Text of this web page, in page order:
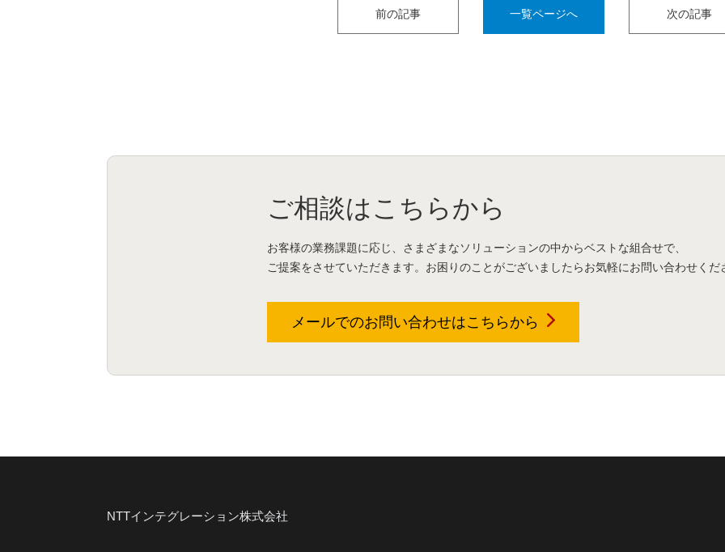
前の記事 一覧ページへ 次の記事
ご相談はこちらから
お客様の業務課題に応じ、さまざまなソリューションの中からベストな組合せで、
ご提案をさせていただきます。お困りのことがございましたらお気軽にお問い合わせくだ
メールでのお問い合わせはこちらから
NTTインテグレーション株式会社